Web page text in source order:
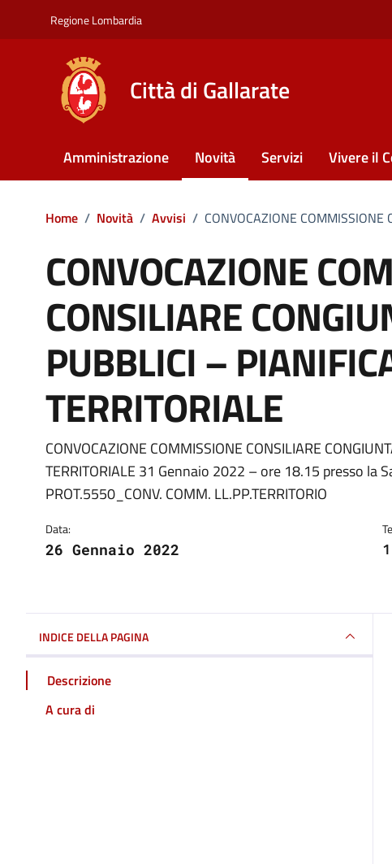
Regione Lombardia
Città di Gallarate
Amministrazione Novità Servizi Vivere il
Home / Novità / Avvisi / CONVOCAZIONE COMMISSIONE
CONVOCAZIONE
CONSILIARE
PUBBLICI –
TERRITORIALE
Dettagli della notizia
CONVOCAZIONE COMMISSIONE CONSILIARE
TERRITORIALE 31 Gennaio 2022 – ore 18.15 presso la
PROT.5550_CONV. COMM. LL.PP.TERRITORIO
Data:
26 Gennaio 2022
INDICE DELLA PAGINA
Descrizione
A cura di